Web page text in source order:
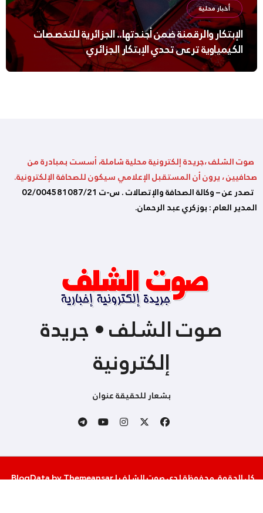
أخبار محلية
الإبتكار والرقمنة ضمن أجندتها.. الجزائرية للتخصصات
الكيمياوية ترعى تحدي الإبتكار الجزائري
صوت الشلف ،جريدة إلكترونية محلية شاملة، أسست بمبادرة من
صحافيين ، يرون أن المستقبل الإعلامي سيكون للصحافة الإلكترونية.
تصدر عن – وكالة الصحافة والإتصالات . س-ت 02/004581087/21
المدير العام : بوزكري عبد الرحمان.
صوت الشلف • جريدة
إلكترونية
بشعار للحقيقة عنوان
كل الحقوق محفوظة لدى صوت الشلف|
BlogDatabyThemeansar
.